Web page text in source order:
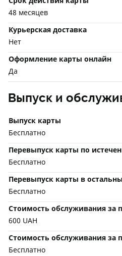
48 месяцев
Курьерская доставка
Нет
Оформление карты онлайн
Да
Выпуск и
Выпуск карты
Бесплатно
Перевыпуск карты по
Бесплатно
Перевыпуск карты в
Бесплатно
Стоимость обслуживания за
600 UAH
Стоимость обслуживания за
Бесплатно